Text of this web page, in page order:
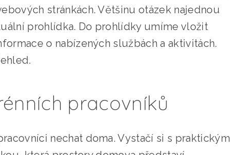
stránkách. Většinu otázek najednou
prohlídka. Do prohlídky umíme vložit
o nabízených službách a aktivitách.
pracovníků
nechat doma. Vystačí si s praktickým